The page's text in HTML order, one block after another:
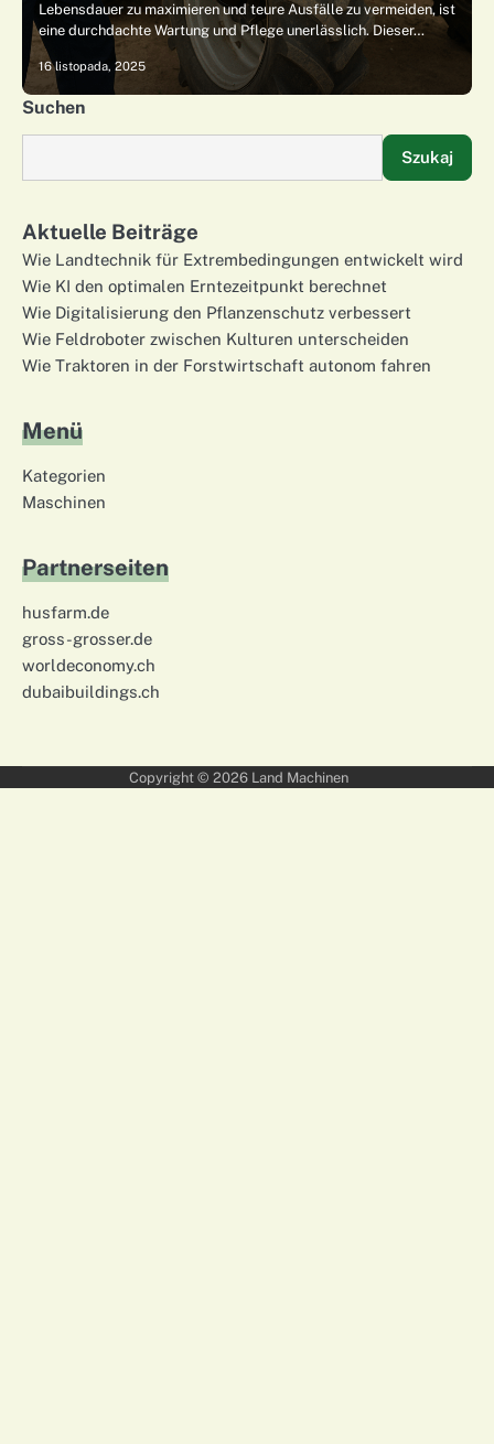
Lebensdauer zu maximieren und teure Ausfälle zu vermeiden, ist
eine durchdachte Wartung und Pflege unerlässlich. Dieser…
16 listopada, 2025
Suchen
Szukaj
Aktuelle Beiträge
Wie Landtechnik für Extrembedingungen entwickelt wird
Wie KI den optimalen Erntezeitpunkt berechnet
Wie Digitalisierung den Pflanzenschutz verbessert
Wie Feldroboter zwischen Kulturen unterscheiden
Wie Traktoren in der Forstwirtschaft autonom fahren
Menü
Kategorien
Maschinen
Partnerseiten
husfarm.de
gross-grosser.de
worldeconomy.ch
dubaibuildings.ch
Copyright © 2026 Land Machinen